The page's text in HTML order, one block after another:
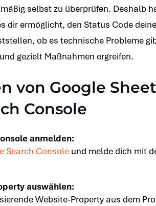
selbst zu überprüfen. Deshalb
dir ermöglicht, den Status Code
ob es technische Probleme
gezielt Maßnahmen ergreifen.
von Google
Console
anmelden:
Search Consoleund melde dich mit
auswählen:
Website-Property aus dem